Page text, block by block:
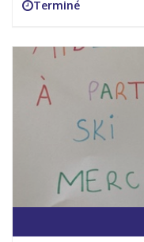
Terminé